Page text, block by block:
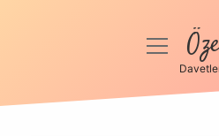
Anasayfa
menüyü